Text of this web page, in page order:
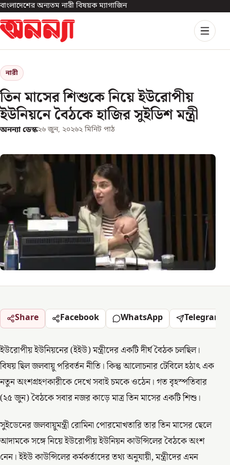
বাংলাদেশের অন্যতম নারী বিষয়ক ম্যাগাজিন
নারী
তিন মাসের শিশুকে নিয়ে ইউরোপীয়
ইউনিয়নে বৈঠকে হাজির সুইডিশ মন্ত্রী
অনন্যা ডেস্ক২৬ জুন, ২০২৬২ মিনিট পাঠ
Share Facebook WhatsApp Telegram
ইউরোপীয় ইউনিয়নের (ইইউ) মন্ত্রীদের একটি দীর্ঘ বৈঠক চলছিল।
বিষয় ছিল জলবায়ু পরিবর্তন নীতি। কিন্তু আলোচনার টেবিলে হঠাৎ এক
নতুন অংশগ্রহণকারীকে দেখে সবাই চমকে ওঠেন। গত বৃহস্পতিবার
(২৫ জুন) বৈঠকে সবার নজর কাড়ে মাত্র তিন মাসের একটি শিশু।
সুইডেনের জলবায়ুমন্ত্রী রোমিনা পোরমোখতারি তার তিন মাসের ছেলে
আদামকে সঙ্গে নিয়ে ইউরোপীয় ইউনিয়ন কাউন্সিলের বৈঠকে অংশ
নেন। ইইউ কাউন্সিলের কর্মকর্তাদের তথ্য অনুযায়ী, মন্ত্রীদের এমন